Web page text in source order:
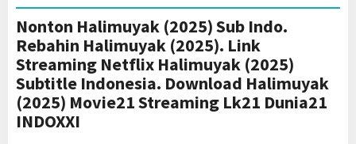
Nonton Halimuyak (2025) Sub Indo.
Rebahin Halimuyak (2025). Link
Streaming Netflix Halimuyak (2025)
Subtitle Indonesia. Download Halimuyak
(2025) Movie21 Streaming Lk21 Dunia21
INDOXXI